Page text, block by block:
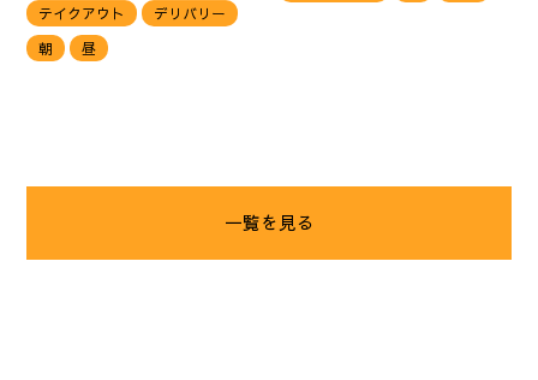
テイクアウト
デリバリー
朝
昼
一覧を見る